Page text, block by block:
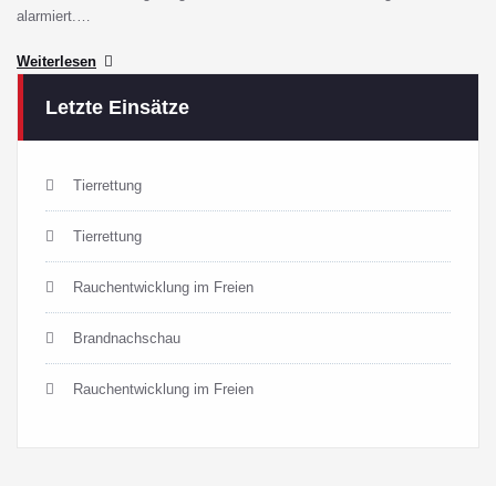
alarmiert.…
Weiterlesen
Letzte Einsätze
Tierrettung
Tierrettung
Rauchentwicklung im Freien
Brandnachschau
Rauchentwicklung im Freien